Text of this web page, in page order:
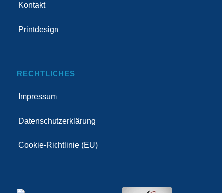
Kontakt
Printdesign
RECHTLICHES
Impressum
Datenschutzerklärung
Cookie-Richtlinie (EU)